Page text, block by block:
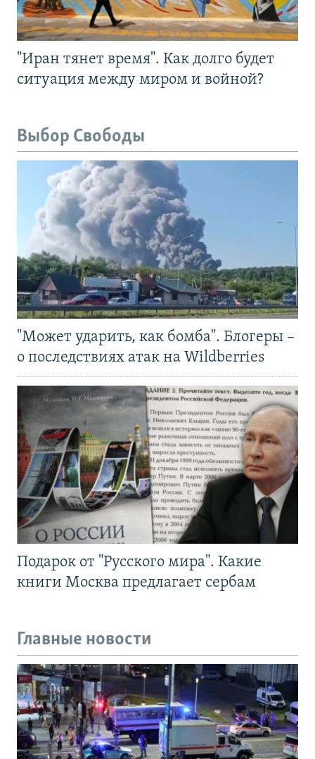
"Иран тянет время". Как долго будет
ситуация между миром и войной?
Выбор Свободы
"Может ударить, как бомба". Блогеры –
о последствиях атак на Wildberries
Подарок от "Русского мира". Какие
книги Москва предлагает сербам
Главные новости